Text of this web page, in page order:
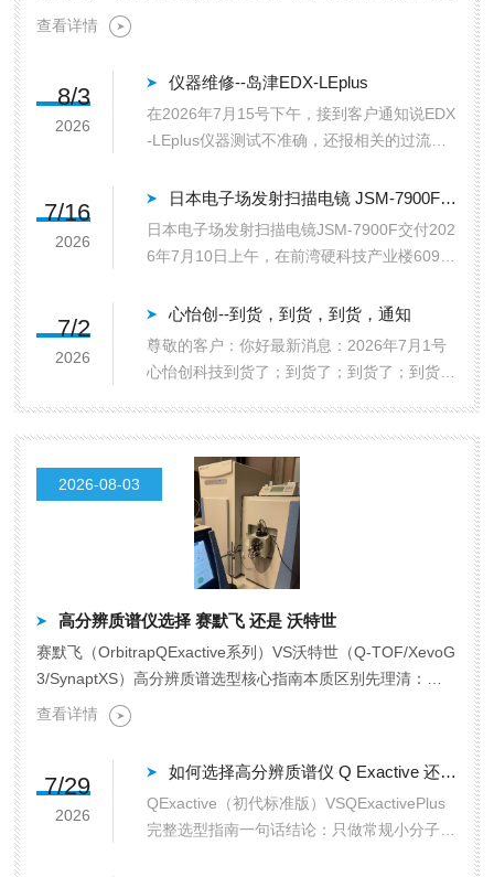
肯）源自捷克布尔诺，欧洲老牌电镜大厂，深耕电...
查看详情
8/3
2026
仪器维修--岛津EDX-LEplus
在2026年7月15号下午，接到客户通知说EDX
-LEplus仪器测试不准确，还报相关的过流信
问题，通过视频指导设备是是时好时坏的一个
状态，在7月17号公司安排了工程师刘工到广
东江门客户现场去现场判断...
7/16
2026
日本电子场发射扫描电镜 JSM-7900F 交付
日本电子场发射扫描电镜JSM-7900F交付202
6年7月10日上午，在前湾硬科技产业楼609实
电子场发射扫描电镜JSM-7900电镜仪器进行
了现场评估。现场多方交流和仪器使用方法应
对什么检测需求，在...
7/2
2026
心怡创--到货，到货，到货，通知
尊敬的客户：你好最新消息：2026年7月1号
心怡创科技到货了；到货了；到货了；到货
MIT-100;JSM-79...
2026-08-03
高分辨质谱仪选择 赛默飞 还是 沃特世
赛默飞（OrbitrapQExactive系列）VS沃特世（Q-TOF/XevoG
3/SynaptXS）高分辨质谱选型核心指南本质区别先理清：赛
默飞=四极杆-轨...
查看详情
7/29
2026
如何选择高分辨质谱仪 Q Exactive 还是 Q Exactive plus
QExactive（初代标准版）VSQExactivePlus
完整选型指南一句话结论：只做常规小分子、